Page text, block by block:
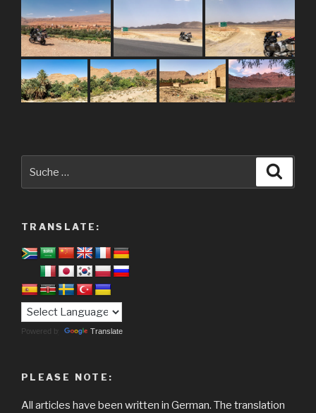
TRANSLATE:
Powered by Translate
PLEASE NOTE:
All articles have been written in German. The translation